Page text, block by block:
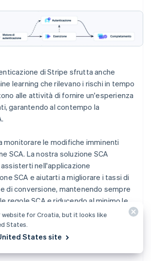
di Stripe sfrutta anche
learning che rilevano i rischi in tempo
alle attività di fornire un'esperienza
garantendo al contempo la
monitorare le modifiche imminenti
SCA. La nostra soluzione SCA
nell'applicazione
SCA e aiutarti a migliorare i tassi di
di conversione, mantenendo sempre
regole SCA e riducendo al minimo le
su come aumentare i ricavi grazie a
più alti con Stripe.
website for Croatia, but it looks like
States.
States site